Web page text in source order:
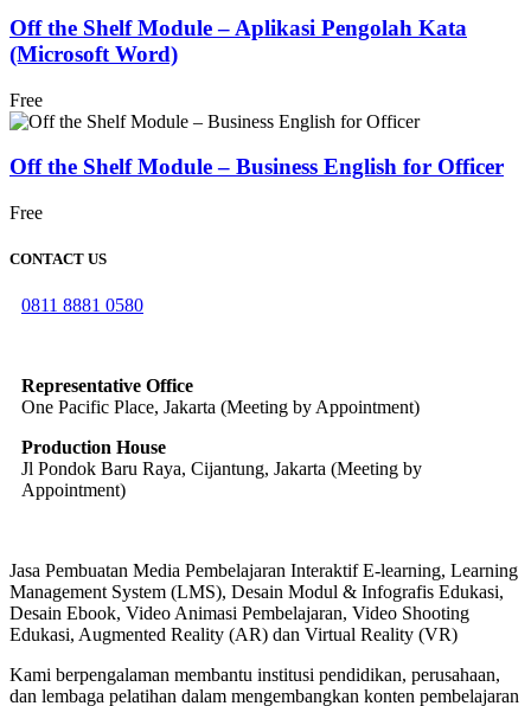
Off the Shelf Module – Aplikasi Pengolah Kata
(Microsoft Word)
Free
Off the Shelf Module – Business English for Officer
Free
CONTACT US
0811 8881 0580
Representative Office
One Pacific Place, Jakarta (Meeting by Appointment)
Production House
Jl Pondok Baru Raya, Cijantung, Jakarta (Meeting by
Appointment)
Jasa Pembuatan Media Pembelajaran Interaktif E-learning, Learning
Management System (LMS), Desain Modul & Infografis Edukasi,
Desain Ebook, Video Animasi Pembelajaran, Video Shooting
Edukasi, Augmented Reality (AR) dan Virtual Reality (VR)
Kami berpengalaman membantu institusi pendidikan, perusahaan,
dan lembaga pelatihan dalam mengembangkan konten pembelajaran